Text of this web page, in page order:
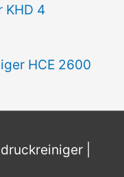
KHD 4
HCE 2600
|